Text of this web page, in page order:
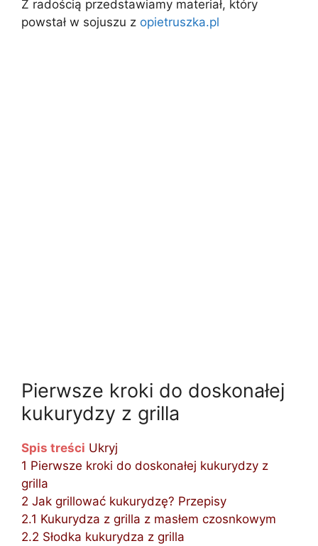
Z radością przedstawiamy materiał, który
powstał w sojuszu z opietruszka.pl
Pierwsze kroki do doskonałej
kukurydzy z grilla
Spis treści Ukryj
1 Pierwsze kroki do doskonałej kukurydzy z
grilla
2 Jak grillować kukurydzę? Przepisy
2.1 Kukurydza z grilla z masłem czosnkowym
2.2 Słodka kukurydza z grilla